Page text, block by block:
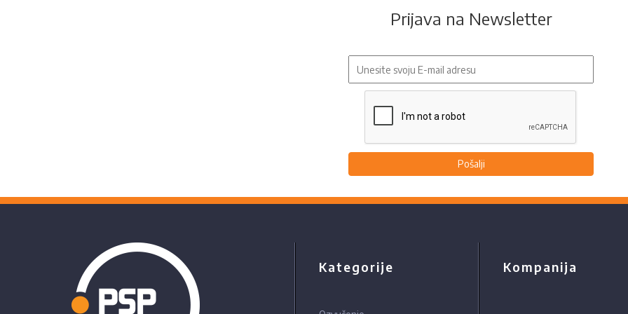
Prijava na Newsletter
Pošalji
Kategorije Kompanija